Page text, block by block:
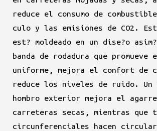
reduce el consumo de
culo y las emisiones de CO2.
est? moldeado en un dise?o
banda de rodadura que promueve
uniforme, mejora el confort de
reduce los niveles de ruido. Un
hombro exterior mejora el
carreteras secas, mientras que
circunferenciales hacen